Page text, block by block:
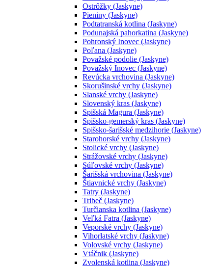
Ostrôžky (Jaskyne)
Pieniny (Jaskyne)
Podtatranská kotlina (Jaskyne)
Podunajská pahorkatina (Jaskyne)
Pohronský Inovec (Jaskyne)
Poľana (Jaskyne)
Považské podolie (Jaskyne)
Považský Inovec (Jaskyne)
Revúcka vrchovina (Jaskyne)
Skorušinské vrchy (Jaskyne)
Slanské vrchy (Jaskyne)
Slovenský kras (Jaskyne)
Spišská Magura (Jaskyne)
Spišsko-gemerský kras (Jaskyne)
Spišsko-šarišské medzihorie (Jaskyne)
Starohorské vrchy (Jaskyne)
Stolické vrchy (Jaskyne)
Strážovské vrchy (Jaskyne)
Súľovské vrchy (Jaskyne)
Šarišská vrchovina (Jaskyne)
Štiavnické vrchy (Jaskyne)
Tatry (Jaskyne)
Tribeč (Jaskyne)
Turčianska kotlina (Jaskyne)
Veľká Fatra (Jaskyne)
Veporské vrchy (Jaskyne)
Vihorlatské vrchy (Jaskyne)
Volovské vrchy (Jaskyne)
Vtáčnik (Jaskyne)
Zvolenská kotlina (Jaskyne)